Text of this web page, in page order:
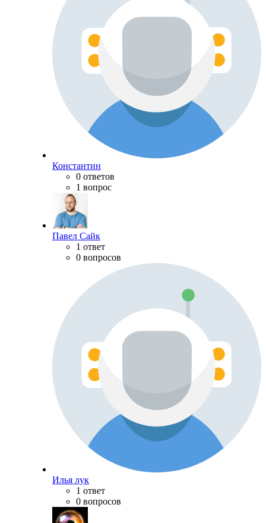
Константин
0 ответов
1 вопрос
Павел Сайк
1 ответ
0 вопросов
Илья лук
1 ответ
0 вопросов